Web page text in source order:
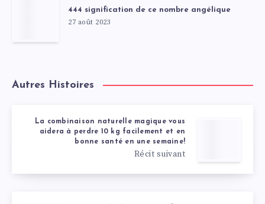
444 signification de ce nombre angélique
27 août 2023
Autres Histoires
La combinaison naturelle magique vous
aidera à perdre 10 kg facilement et en
bonne santé en une semaine!
Récit suivant